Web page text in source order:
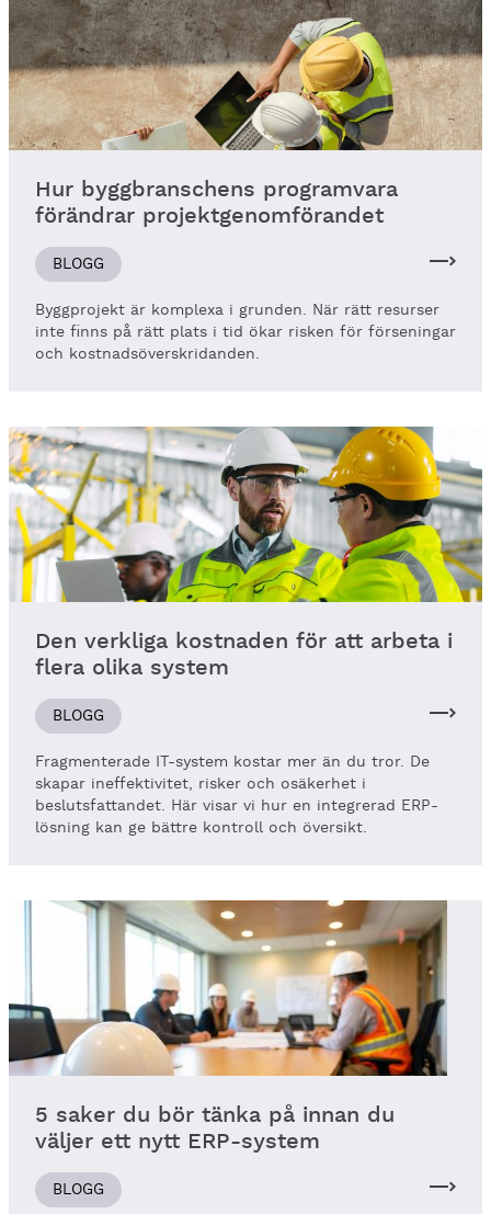
Hur byggbranschens programvara
förändrar projektgenomförandet
BLOGG
Byggprojekt är komplexa i grunden. När rätt resurser
inte finns på rätt plats i tid ökar risken för förseningar
och kostnadsöverskridanden.
Den verkliga kostnaden för att arbeta i
flera olika system
BLOGG
Fragmenterade IT-system kostar mer än du tror. De
skapar ineffektivitet, risker och osäkerhet i
beslutsfattandet. Här visar vi hur en integrerad ERP-
lösning kan ge bättre kontroll och översikt.
5 saker du bör tänka på innan du
väljer ett nytt ERP-system
BLOGG